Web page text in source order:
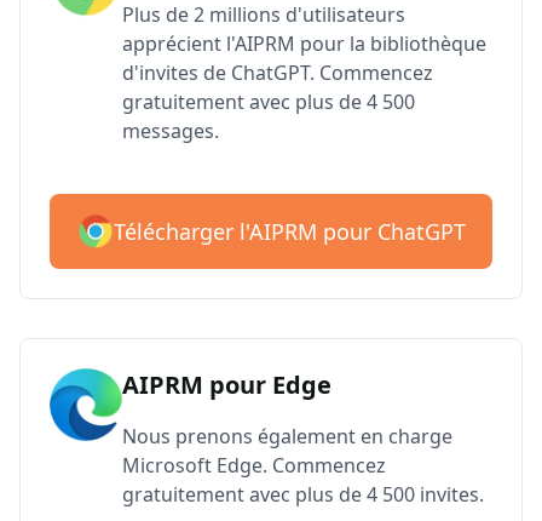
Plus de 2 millions d'utilisateurs
apprécient l'AIPRM pour la bibliothèque
d'invites de ChatGPT. Commencez
gratuitement avec plus de 4 500
messages.
Télécharger l'AIPRM pour ChatGPT
AIPRM pour Edge
Nous prenons également en charge
Microsoft Edge. Commencez
gratuitement avec plus de 4 500 invites.